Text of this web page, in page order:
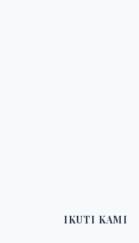
IKUTI KAMI